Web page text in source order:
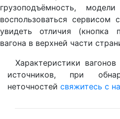
грузоподъёмность,
воспользоваться сервисом
увидеть отличия (кнопка
вагона в верхней части
Характеристики
источников, при
неточностей свяжитесь с